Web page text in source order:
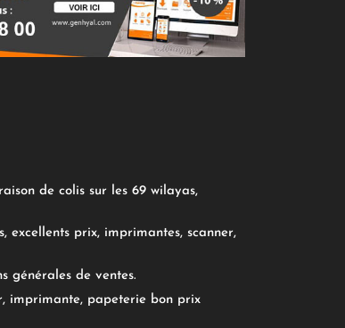
de colis sur les 69 wilayas,
excellents prix, imprimantes, scanner,
générales de ventes.
imprimante, papeterie bon prix